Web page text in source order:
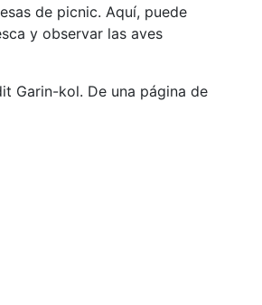
de picnic. Aquí, puede
y observar las aves
Garin-kol. De una página de